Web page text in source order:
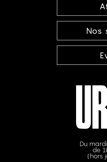
Nos
Du
de
(hors